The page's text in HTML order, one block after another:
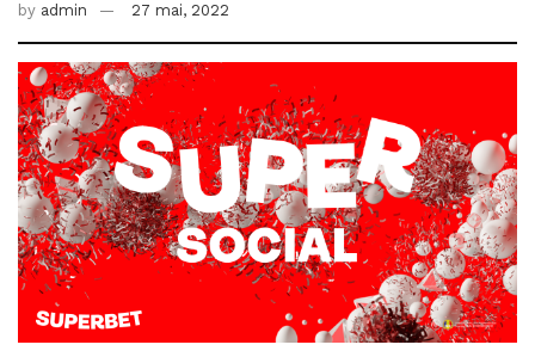
by admin 27 mai, 2022